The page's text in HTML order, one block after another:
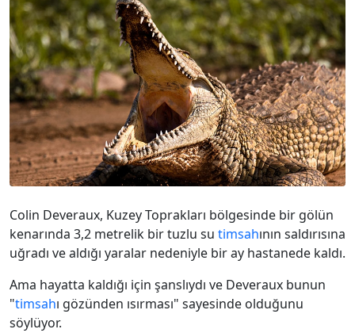
Colin Deveraux, Kuzey Toprakları bölgesinde bir gölün
kenarında 3,2 metrelik bir tuzlu su timsahının saldırısına
uğradı ve aldığı yaralar nedeniyle bir ay hastanede kaldı.
Ama hayatta kaldığı için şanslıydı ve Deveraux bunun
"timsahı gözünden ısırması" sayesinde olduğunu
söylüyor.